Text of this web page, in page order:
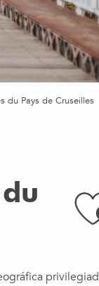
du Pays de Cruseilles